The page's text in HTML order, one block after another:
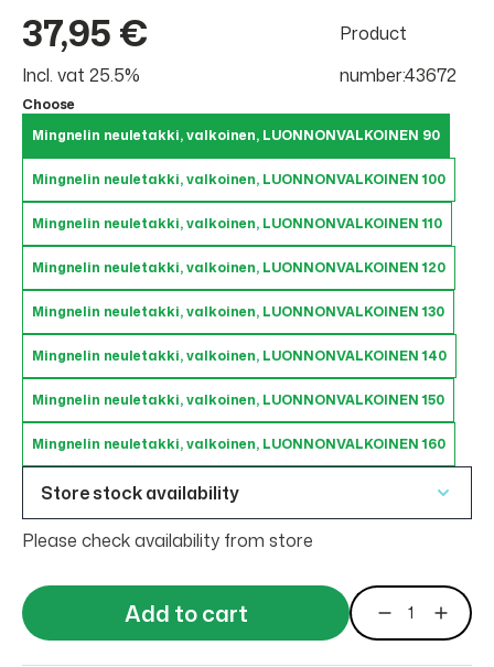
37,95 €
Incl. vat 25.5%
Product
number:43672
Choose
Mingnelin neuletakki, valkoinen, LUONNONVALKOINEN 90
Mingnelin neuletakki, valkoinen, LUONNONVALKOINEN 100
Mingnelin neuletakki, valkoinen, LUONNONVALKOINEN 110
Mingnelin neuletakki, valkoinen, LUONNONVALKOINEN 120
Mingnelin neuletakki, valkoinen, LUONNONVALKOINEN 130
Mingnelin neuletakki, valkoinen, LUONNONVALKOINEN 140
Mingnelin neuletakki, valkoinen, LUONNONVALKOINEN 150
Mingnelin neuletakki, valkoinen, LUONNONVALKOINEN 160
Store stock availability
Please check availability from store
Add to cart